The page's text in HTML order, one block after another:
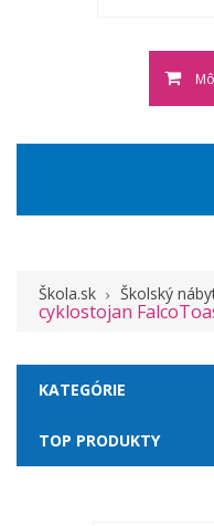
Škola.sk Školský
cyklostojan
KATEGÓRIE
TOP PRODUKTY